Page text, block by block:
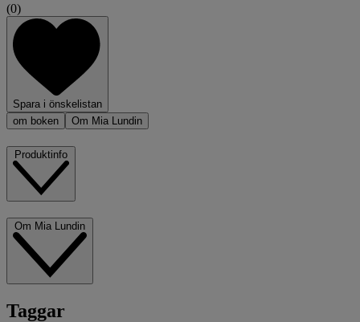
(0)
Spara i önskelistan
om boken
Om Mia Lundin
Taggar